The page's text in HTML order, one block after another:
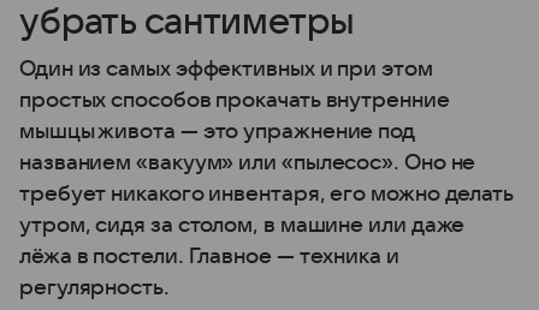
убрать сантиметры
Один из самых эффективных и при этом
простых способов прокачать внутренние
мышцы живота — это упражнение под
названием «вакуум» или «пылесос». Оно не
требует никакого инвентаря, его можно делать
утром, сидя за столом, в машине или даже
лёжа в постели. Главное — техника и
регулярность.